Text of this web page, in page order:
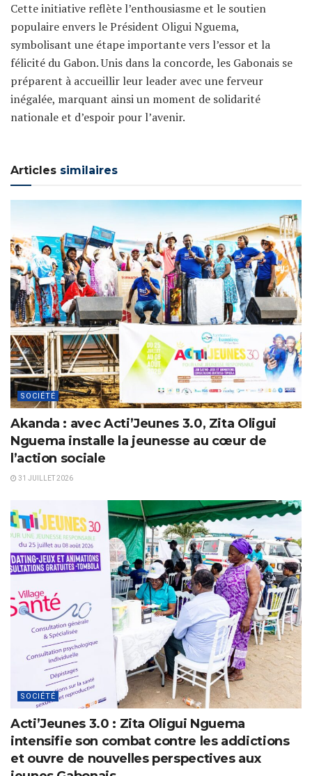
Cette initiative reflète l’enthousiasme et le soutien
populaire envers le Président Oligui Nguema,
symbolisant une étape importante vers l’essor et la
félicité du Gabon. Unis dans la concorde, les Gabonais se
préparent à accueillir leur leader avec une ferveur
inégalée, marquant ainsi un moment de solidarité
nationale et d’espoir pour l’avenir.
Articles similaires
SOCIÉTÉ
Akanda : avec Acti’Jeunes 3.0, Zita Oligui
Nguema installe la jeunesse au cœur de
l’action sociale
31 JUILLET 2026
SOCIÉTÉ
Acti’Jeunes 3.0 : Zita Oligui Nguema
intensifie son combat contre les addictions
et ouvre de nouvelles perspectives aux